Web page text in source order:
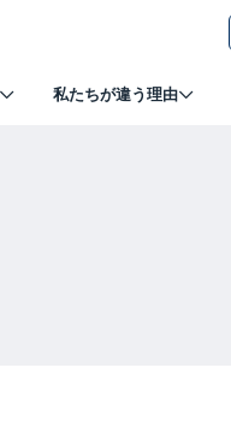
私たちが違う理由